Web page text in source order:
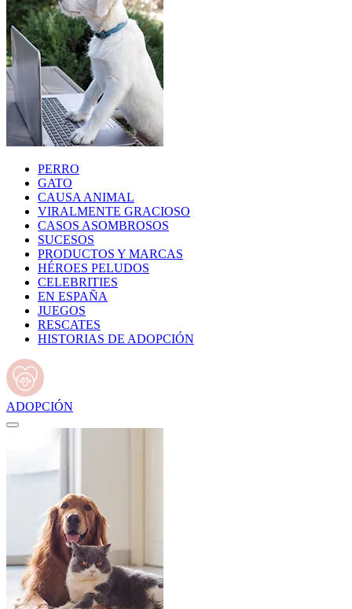
PERRO
GATO
CAUSA ANIMAL
VIRALMENTE GRACIOSO
CASOS ASOMBROSOS
SUCESOS
PRODUCTOS Y MARCAS
HÉROES PELUDOS
CELEBRITIES
EN ESPAÑA
JUEGOS
RESCATES
HISTORIAS DE ADOPCIÓN
ADOPCIÓN